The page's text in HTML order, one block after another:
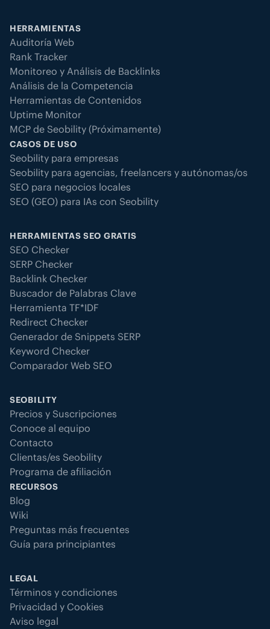
HERRAMIENTAS
Auditoría Web
Rank Tracker
Monitoreo y Análisis de Backlinks
Análisis de la Competencia
Herramientas de Contenidos
Uptime Monitor
MCP de Seobility (Próximamente)
CASOS DE USO
Seobility para empresas
Seobility para agencias, freelancers y autónomas/os
SEO para negocios locales
SEO (GEO) para IAs con Seobility
HERRAMIENTAS SEO GRATIS
SEO Checker
SERP Checker
Backlink Checker
Buscador de Palabras Clave
Herramienta TF*IDF
Redirect Checker
Generador de Snippets SERP
Keyword Checker
Comparador Web SEO
SEOBILITY
Precios y Suscripciones
Conoce al equipo
Contacto
Clientas/es Seobility
Programa de afiliación
RECURSOS
Blog
Wiki
Preguntas más frecuentes
Guía para principiantes
LEGAL
Términos y condiciones
Privacidad y Cookies
Aviso legal